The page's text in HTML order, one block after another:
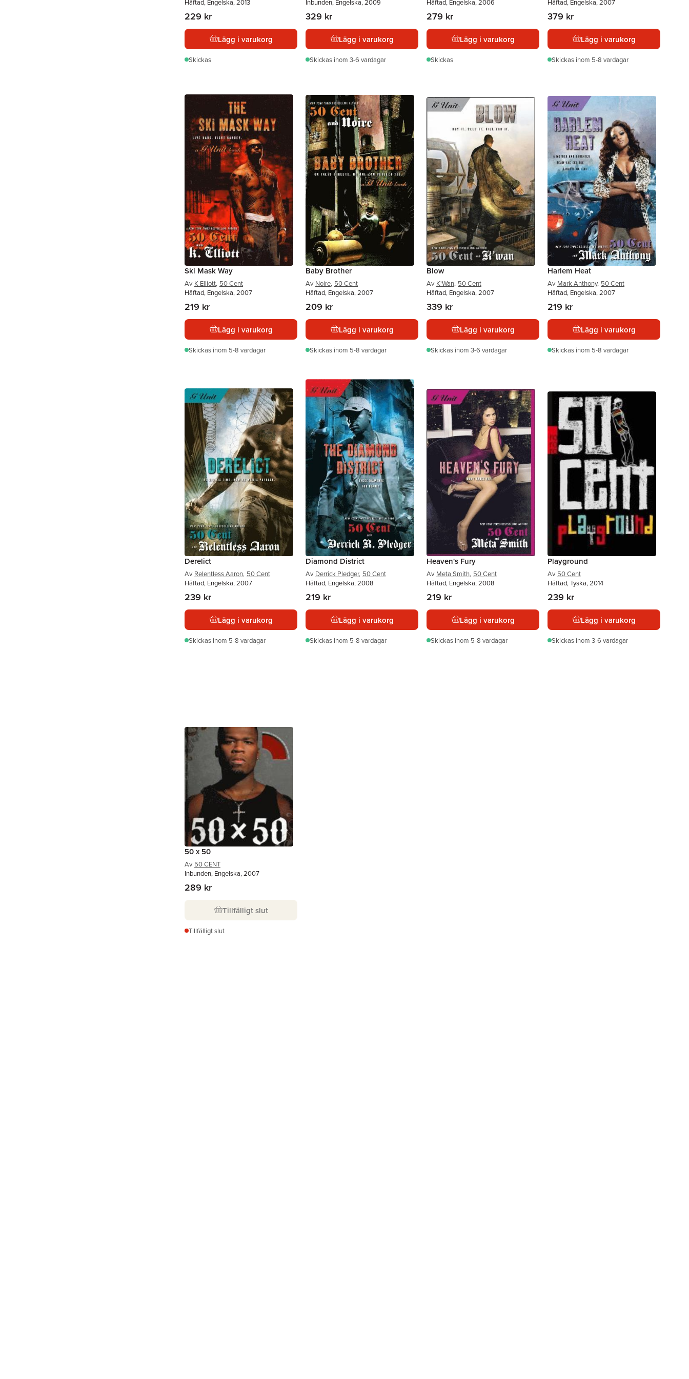
Häftad, Engelska, 2013
229 kr
Lägg i varukorg
Skickas
Inbunden, Engelska, 2009
329 kr
Lägg i varukorg
Skickas inom 3-6 vardagar
Häftad, Engelska, 2006
279 kr
Lägg i varukorg
Skickas
Häftad, Engelska, 2007
379 kr
Lägg i varukorg
Skickas inom 5-8 vardagar
Ski Mask Way
Av K Elliott, 50 Cent
Häftad, Engelska, 2007
219 kr
Lägg i varukorg
Skickas inom 5-8 vardagar
Baby Brother
Av Noire, 50 Cent
Häftad, Engelska, 2007
209 kr
Lägg i varukorg
Skickas inom 5-8 vardagar
Blow
Av K'Wan, 50 Cent
Häftad, Engelska, 2007
339 kr
Lägg i varukorg
Skickas inom 3-6 vardagar
Harlem Heat
Av Mark Anthony, 50 Cent
Häftad, Engelska, 2007
219 kr
Lägg i varukorg
Skickas inom 5-8 vardagar
Derelict
Av Relentless Aaron, 50 Cent
Häftad, Engelska, 2007
239 kr
Lägg i varukorg
Skickas inom 5-8 vardagar
Diamond District
Av Derrick Pledger, 50 Cent
Häftad, Engelska, 2008
219 kr
Lägg i varukorg
Skickas inom 5-8 vardagar
Heaven's Fury
Av Meta Smith, 50 Cent
Häftad, Engelska, 2008
219 kr
Lägg i varukorg
Skickas inom 5-8 vardagar
Playground
Av 50 Cent
Häftad, Tyska, 2014
239 kr
Lägg i varukorg
Skickas inom 3-6 vardagar
50 x 50
Av 50 CENT
Inbunden, Engelska, 2007
289 kr
Tillfälligt slut
Tillfälligt slut